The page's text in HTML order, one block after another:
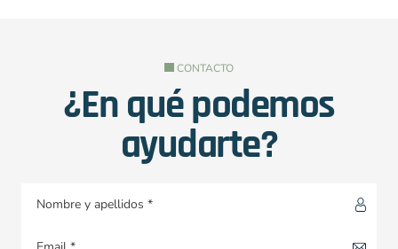
CONTACTO
¿En qué podemos
ayudarte?